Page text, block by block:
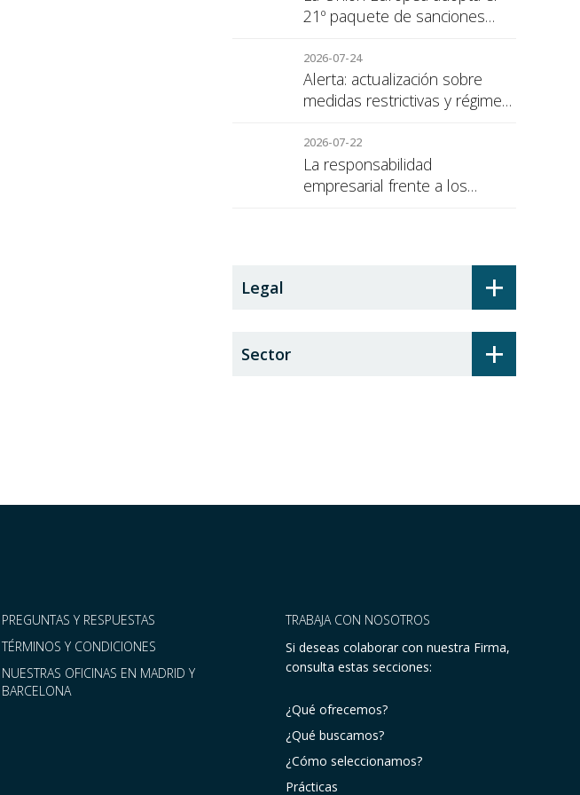
21º paquete de sanciones
2026-07-24
Alerta: actualización sobre
medidas restrictivas y régimen
2026-07-22
La responsabilidad
empresarial frente a los
+
Legal
+
Sector
PREGUNTAS Y RESPUESTAS
TÉRMINOS Y CONDICIONES
NUESTRAS OFICINAS EN MADRID Y
BARCELONA
TRABAJA CON NOSOTROS
Si deseas colaborar con nuestra Firma,
consulta estas secciones:
¿Qué ofrecemos?
¿Qué buscamos?
¿Cómo seleccionamos?
Prácticas